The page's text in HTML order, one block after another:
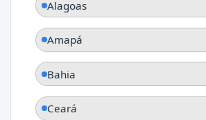
Alagoas
Amapá
Bahia
Ceará